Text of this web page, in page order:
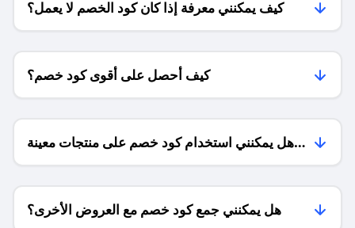
كيف يمكنني معرفة إذا كان كود الخصم لا يعمل؟
كيف أحصل على أقوى كود خصم؟
هل يمكنني استخدام كود خصم على منتجات معينة
فقط؟
هل يمكنني جمع كود خصم مع العروض الأخرى؟